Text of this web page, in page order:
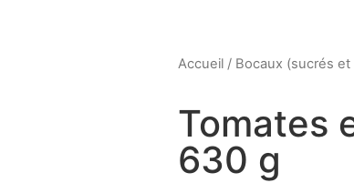
Accueil / Bocaux (sucrés et
Tomates
630 g